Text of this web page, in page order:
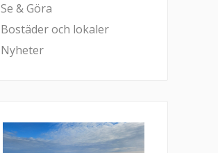
Se & Göra
Bostäder och lokaler
Nyheter